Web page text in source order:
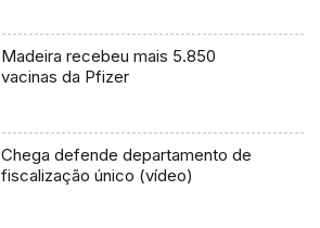
Madeira recebeu mais 5.850
vacinas da Pfizer
Chega defende departamento de
fiscalização único (vídeo)